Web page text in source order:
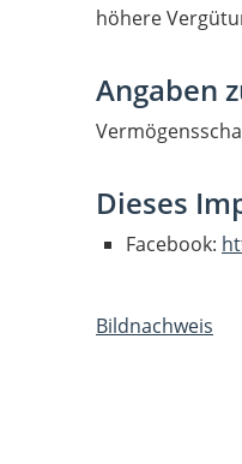
höhere
Angaben
Dieses
Facebook:
Bildnachweis